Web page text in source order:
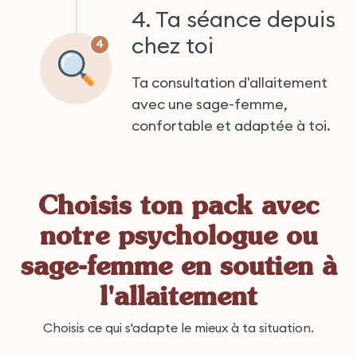
4
4. Ta séance depuis
chez toi
Ta consultation d'allaitement
avec une sage-femme,
confortable et adaptée à toi.
Choisis ton pack avec
notre psychologue ou
sage-femme en soutien à
l'allaitement
Choisis ce qui s'adapte le mieux à ta situation.